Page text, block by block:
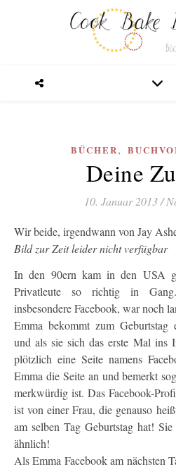
BÜCHER,
Deine
10. Januar 2013/
Wir beide, irgendwann von Jay
Bild zur Zeit leider nicht verfügbar
In den 90ern kam in den USA
Privatleute so richtig in
insbesondere Facebook, war noch
Emma bekommt zum Geburtstag
und als sie sich das erste Mal ins
plötzlich eine Seite namens
Emma die Seite an und bemerkt
merkwürdig ist. Das Facebook-
ist von einer Frau, die genauso
am selben Tag Geburtstag hat!
ähnlich!
Als Emma Facebook am nächsten